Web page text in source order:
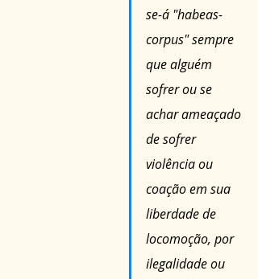
se-á "habeas-
corpus" sempre
que alguém
sofrer ou se
achar ameaçado
de sofrer
violência ou
coação em sua
liberdade de
locomoção, por
ilegalidade ou